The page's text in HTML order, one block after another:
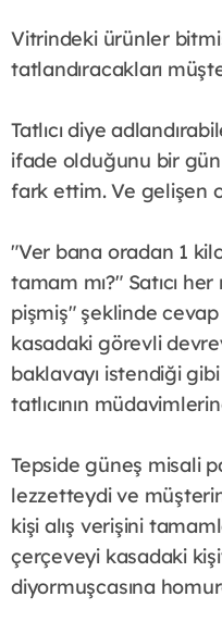
Vitrindeki ürünler
tatlandıracakları
Tatlıcı diye
ifade olduğunu bir
fark ettim. Ve gelişen
"Ver bana oradan 1
tamam mı?" Satıcı
pişmiş" şeklinde
kasadaki görevli
baklavayı istendiği
tatlıcının
Tepside güneş misali
lezzetteydi ve
kişi alış verişini
çerçeveyi kasadaki
diyormuşcasına